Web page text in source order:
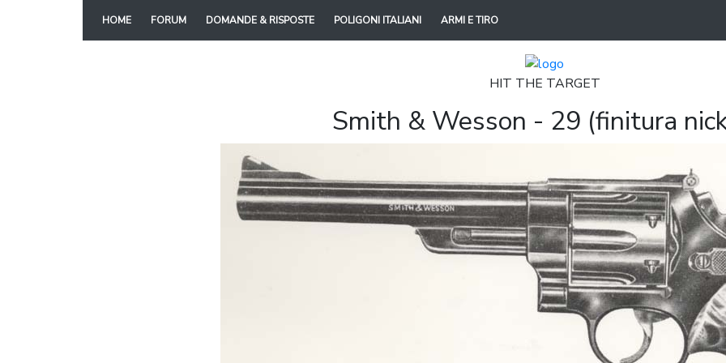
HOME(current)FORUM DOMANDE & RISPOSTE POLIGONI ITALIANI ARMI E TIRO
HIT THE TARGET
Smith & Wesson - 29 (finitura